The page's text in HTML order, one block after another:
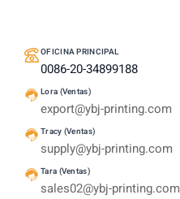
OFICINA PRINCIPAL
0086-20-34899188
Lora (Ventas)
export@ybj-printing.com
Tracy (Ventas)
supply@ybj-printing.com
Tara (Ventas)
sales02@ybj-printing.com